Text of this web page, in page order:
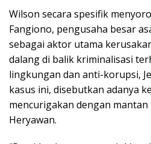
Wilson secara spesifik
Fangiono, pengusaha besar
sebagai aktor utama
dalang di balik kriminalisasi
lingkungan dan anti-korupsi,
kasus ini, disebutkan adanya
mencurigakan dengan mantan
Heryawan.